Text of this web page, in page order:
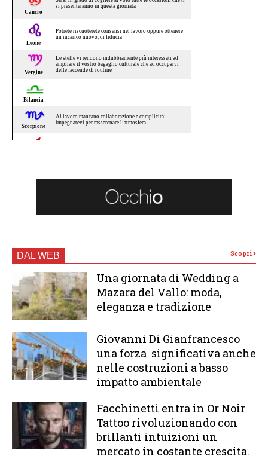
DAL WEB Scopri
Una giornata di Wedding a
Mazara del Vallo: moda,
eleganza e tradizione
Giovanni Di Gianfrancesco
una forza significativa anche
nelle costruzioni a basso
impatto ambientale
Facchinetti entra in Or Noir
Tattoo rivoluzionando con
brillanti intuizioni un
mercato in costante crescita.